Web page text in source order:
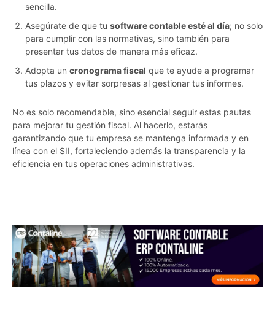
sencilla.
Asegúrate de que tu software contable esté al día; no solo
para cumplir con las normativas, sino también para
presentar tus datos de manera más eficaz.
Adopta un cronograma fiscal que te ayude a programar
tus plazos y evitar sorpresas al gestionar tus informes.
No es solo recomendable, sino esencial seguir estas pautas
para mejorar tu gestión fiscal. Al hacerlo, estarás
garantizando que tu empresa se mantenga informada y en
línea con el SII, fortaleciendo además la transparencia y la
eficiencia en tus operaciones administrativas.